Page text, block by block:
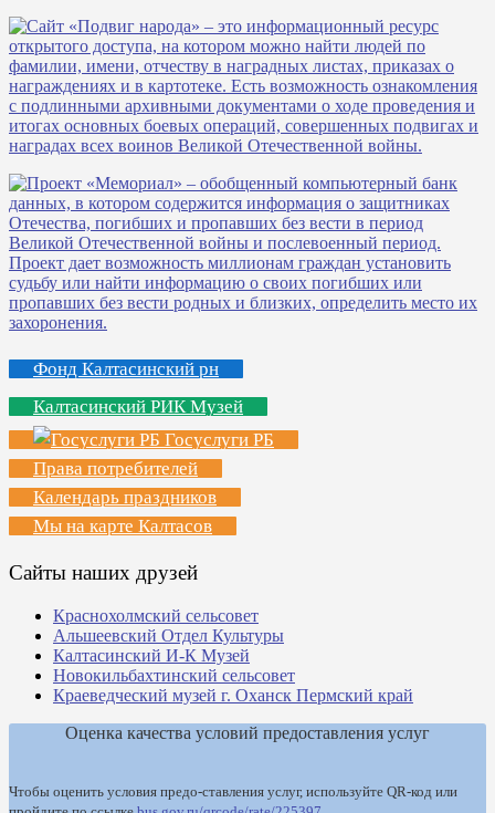
Фонд Калтасинский рн
Калтасинский РИК Музей
Госуслуги РБ
Права потребителей
Календарь праздников
Мы на карте Калтасов
Сайты наших друзей
Краснохолмский сельсовет
Альшеевский Отдел Культуры
Калтасинский И-К Музей
Новокильбахтинский сельсовет
Краеведческий музей г. Оханск Пермский край
Оценка качества условий предоставления услуг
Чтобы оценить условия предо-ставления услуг, используйте QR-код или